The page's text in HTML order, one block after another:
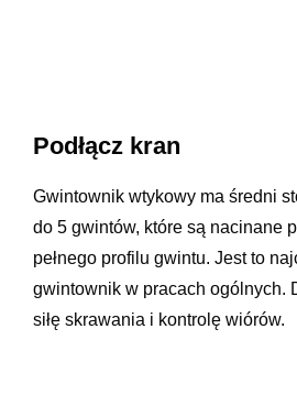
Podłącz kran
Gwintownik wtykowy ma średni
do 5 gwintów, które są nacinane
pełnego profilu gwintu. Jest to
gwintownik w pracach ogólnych.
siłę skrawania i kontrolę wiórów.